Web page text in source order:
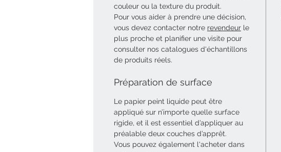
couleur ou la texture du produit.
Pour vous aider à prendre une décision,
vous devez contacter notre revendeur le
plus proche et planifier une visite pour
consulter nos catalogues d'échantillons
de produits réels.
Préparation de surface
Le papier peint liquide peut être
appliqué sur n’importe quelle surface
rigide, et il est essentiel d’appliquer au
préalable deux couches d’apprêt.
Vous pouvez également l'acheter dans